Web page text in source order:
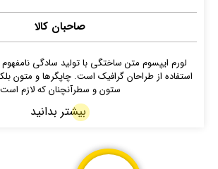
صاحبان کالا
لورم ایپسوم متن ساختگی با تولید سادگی
استفاده از طراحان گرافیک است. چاپگرها و متون
ستون و سطرآنچنان که لازم است
بیشتر بدانید